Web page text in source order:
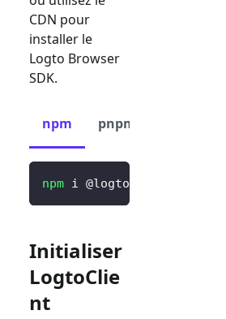
CDN pour
installer le
Logto Browser
SDK.
npm pnpm
npm i @logto/browser
Initialiser
LogtoClie
nt